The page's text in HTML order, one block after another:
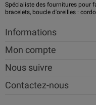
Spécialiste des fournitures pour
bracelets, boucle d'oreilles :
Informations
Mon compte
Nous suivre
Contactez-nous